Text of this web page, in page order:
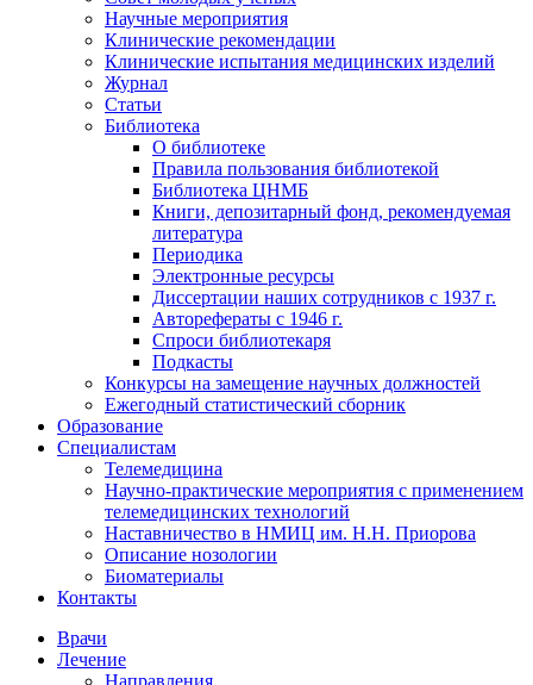
Научные мероприятия
Клинические рекомендации
Клинические испытания медицинских изделий
Журнал
Статьи
Библиотека
О библиотеке
Правила пользования библиотекой
Библиотека ЦНМБ
Книги, депозитарный фонд, рекомендуемая
литература
Периодика
Электронные ресурсы
Диссертации наших сотрудников с 1937 г.
Авторефераты с 1946 г.
Спроси библиотекаря
Подкасты
Конкурсы на замещение научных должностей
Ежегодный статистический сборник
Образование
Специалистам
Телемедицина
Научно-практические мероприятия с применением
телемедицинских технологий
Наставничество в НМИЦ им. Н.Н. Приорова
Описание нозологии
Биоматериалы
Контакты
Врачи
Лечение
Направления